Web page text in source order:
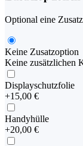
Optional eine
Keine Zusatzoption
Keine zusätzlichen
Displayschutzfolie
+15,00 €
Handyhülle
+20,00 €